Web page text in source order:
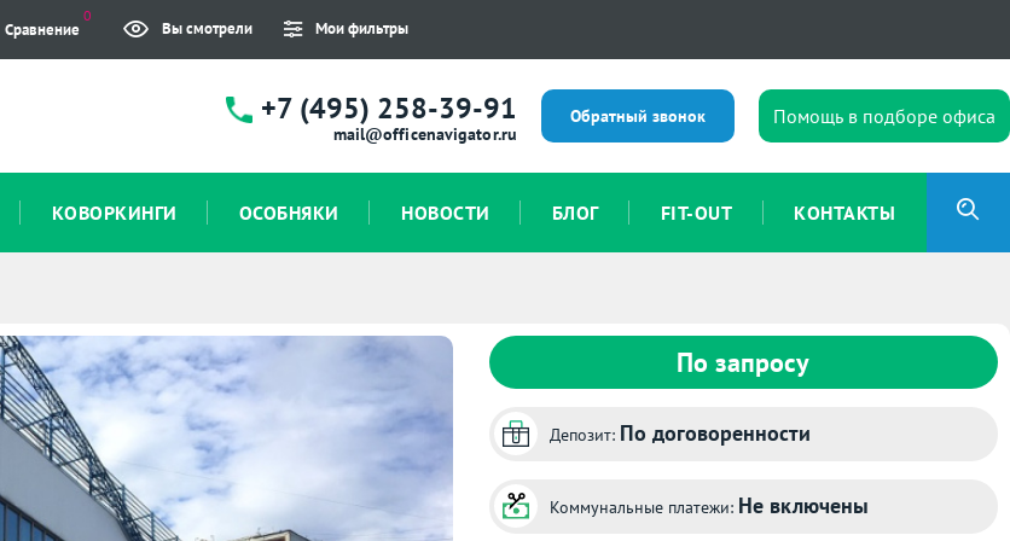
Сравнение
0
Вы смотрели Мои фильтры
+7 (495) 258-39-91
mail@officenavigator.ru
Обратный звонок Помощь в подборе офиса
КОВОРКИНГИ ОСОБНЯКИ НОВОСТИ БЛОГ FIT-OUT КОНТАКТЫ
По запросу
Депозит: По договоренности
Коммунальные платежи: Не включены